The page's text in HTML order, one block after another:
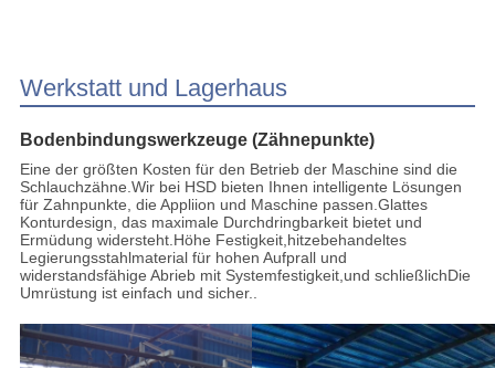
Werkstatt und Lagerhaus
Bodenbindungswerkzeuge (Zähnepunkte)
Eine der größten Kosten für den Betrieb der Maschine sind die
Schlauchzähne.Wir bei HSD bieten Ihnen intelligente Lösungen
für Zahnpunkte, die Appliion und Maschine passen.Glattes
Konturdesign, das maximale Durchdringbarkeit bietet und
Ermüdung widersteht.Höhe Festigkeit,hitzebehandeltes
Legierungsstahlmaterial für hohen Aufprall und
widerstandsfähige Abrieb mit Systemfestigkeit,und schließlichDie
Umrüstung ist einfach und sicher..